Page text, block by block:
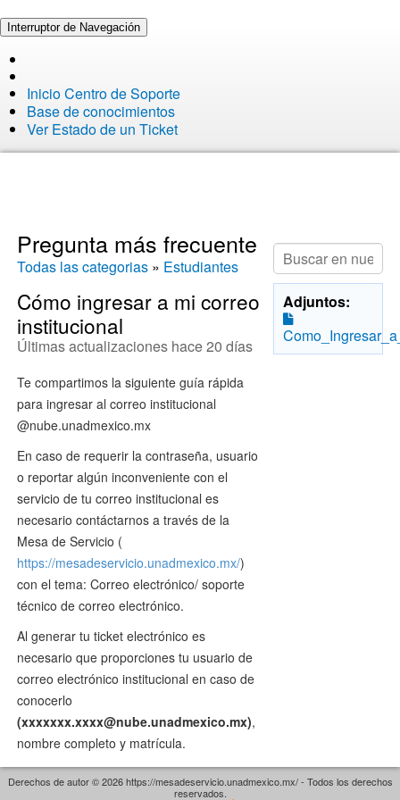
Interruptor de Navegación
Inicio Centro de Soporte
Base de conocimientos
Ver Estado de un Ticket
Pregunta más frecuente
Todas las categorias » Estudiantes
Cómo ingresar a mi correo
institucional
Últimas actualizaciones hace 20 días
Te compartimos la siguiente guía rápida
para ingresar al correo institucional
@nube.unadmexico.mx
En caso de requerir la contraseña, usuario
o reportar algún inconveniente con el
servicio de tu correo institucional es
necesario contáctarnos a través de la
Mesa de Servicio (
https://mesadeservicio.unadmexico.mx/)
con el tema: Correo electrónico/ soporte
técnico de correo electrónico.
Al generar tu ticket electrónico es
necesario que proporciones tu usuario de
correo electrónico institucional en caso de
conocerlo
(xxxxxxx.xxxx@nube.unadmexico.mx),
nombre completo y matrícula.
Adjuntos:
Derechos de autor © 2026 https://mesadeservicio.unadmexico.mx/ - Todos los derechos
reservados.